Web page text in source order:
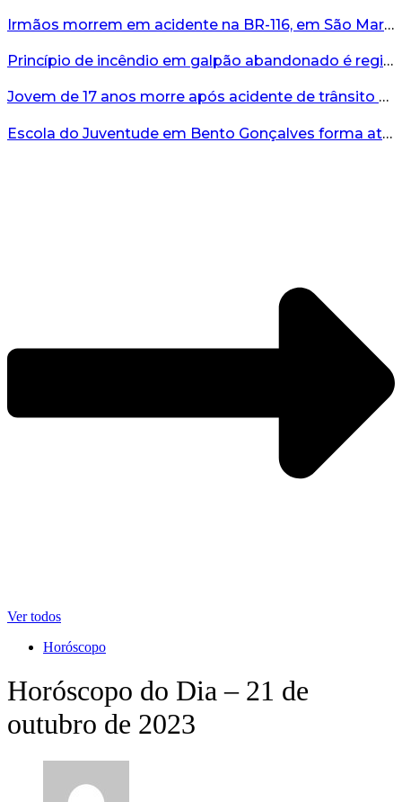
Irmãos morrem em acidente na BR-116, em São Marcos...
Princípio de incêndio em galpão abandonado é registrado em Bento...
Jovem de 17 anos morre após acidente de trânsito em Bento Gonçalves...
Escola do Juventude em Bento Gonçalves forma atletas da região...
Ver todos
Horóscopo
Horóscopo do Dia – 21 de
outubro de 2023